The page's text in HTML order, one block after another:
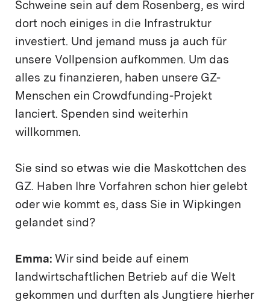
Schweine sein auf dem Rosenberg, es wird
dort noch einiges in die Infrastruktur
investiert. Und jemand muss ja auch für
unsere Vollpension aufkommen. Um das
alles zu finanzieren, haben unsere GZ-
Menschen ein Crowdfunding-Projekt
lanciert. Spenden sind weiterhin
willkommen.
Sie sind so etwas wie die Maskottchen des
GZ. Haben Ihre Vorfahren schon hier gelebt
oder wie kommt es, dass Sie in Wipkingen
gelandet sind?
Emma: Wir sind beide auf einem
landwirtschaftlichen Betrieb auf die Welt
gekommen und durften als Jungtiere hierher